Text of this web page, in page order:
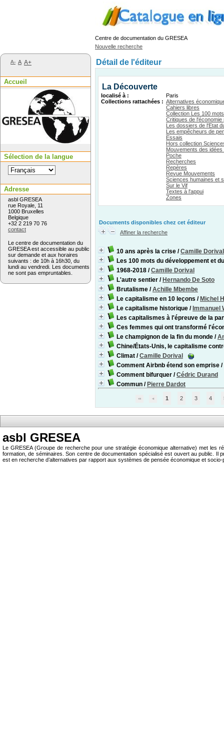
Centre de documentation du GRESEA
Nouvelle recherche
Détail de l'éditeur
La Découverte
localisé à :
Paris
Collections rattachées : Alternatives
Cahiers libres
Collection Les 100
Critiques de l'économie
Les dossiers de l'Etat
Les empêcheurs de
Essais
Hors collection
Mouvements des
Poche
Recherches
Repères
Revue Mouvements
Sciences humaines et
Sur le Vif
Textes à l'appui
Zones
Documents disponibles chez cet éditeur
Affiner la recherche
10 ans après la crise /Camille Dorival
Les 100 mots du développement et
1968-2018 /Camille Dorival
L'autre sentier / Hernando De Soto
Brutalisme /Achille Mbembe
Le capitalisme en 10 leçons / Michel
Le capitalisme historique / Immanuel
Les capitalismes à l'épreuve de la
Ces femmes qui ont transformé
Le champignon de la fin du monde /
Chine/États-Unis, le capitalisme
Climat /Camille Dorival
Comment Airbnb étend son emprise /
Comment bifurquer /Cédric Durand
Commun / Pierre Dardot
1 2 3 4
asbl GRESEA
Le GRESEA (Groupe de recherche pour une stratégie économique alternative) met les
formation, de séminaires. Son centre de documentation spécialisé est ouvert au public.
est en recherche d’alternatives par rapport aux systèmes de pensée économique et socio-
A- A A+
Accueil
Sélection de la langue
Adresse
asbl GRESEA
rue Royale, 11
1000 Bruxelles
Belgique
+32 2 219 70 76
contact
Le centre de documentation du
GRESEA est accessible au public
sur demande et aux horaires
suivants : de 10h à 16h30, du
lundi au vendredi. Les documents
ne sont pas empruntables.